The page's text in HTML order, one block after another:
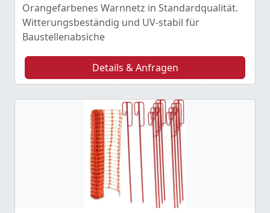
Orangefarbenes Warnnetz in Standardqualität.
Witterungsbeständig und UV-stabil für
Baustellenabsiche
Details & Anfragen